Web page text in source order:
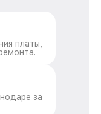
платы,
за